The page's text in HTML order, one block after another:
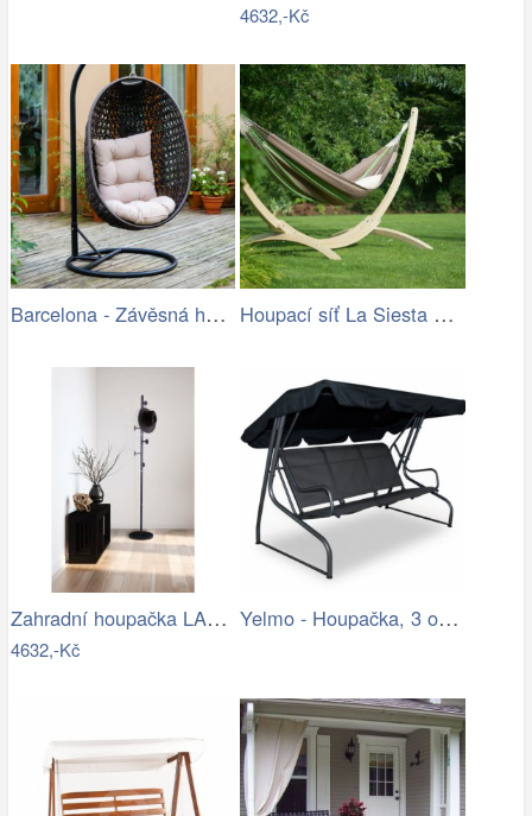
4632,-Kč
Barcelona - Závěsná houpačka (hnědá) Houpací síť La Siesta Flora Family …
Zahradní houpačka LAMIA Tempo Kondela
4632,-Kč
Yelmo - Houpačka, 3 osoby (grafit,…